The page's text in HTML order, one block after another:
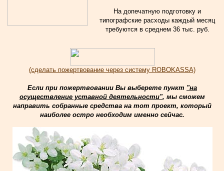
На допечатную подготовку и
типографские расходы каждый месяц
требуются в среднем 36 тыс. руб.
(сделать пожертвование через систему ROBOKASSA)
Если при пожертвовании Вы выберете пункт "на
осуществление уставной деятельности", мы сможем
направить собранные средства на тот проект, который
наиболее остро необходим именно сейчас.